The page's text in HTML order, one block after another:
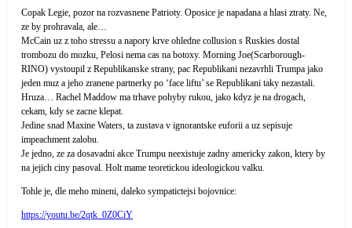
Copak Legie, pozor na rozvasnene Patrioty. Oposice je napadana a hlasi ztraty. Ne,
ze by prohravala, ale…
McCain uz z toho stressu a napory krve ohledne collusion s Ruskies dostal
trombozu do mozku, Pelosi nema cas na botoxy. Morning Joe(Scarborough-
RINO) vystoupil z Republikanske strany, pac Republikani nezavrhli Trumpa jako
jeden muz a jeho zranene partnerky po ‘face liftu’ se Republikani taky nezastali.
Hruza… Rachel Maddow ma trhave pohyby rukou, jako kdyz je na drogach,
cekam, kdy se zacne klepat.
Jedine snad Maxine Waters, ta zustava v ignorantske euforii a uz sepisuje
impeachment zalobu.
Je jedno, ze za dosavadni akce Trumpu neexistuje zadny americky zakon, ktery by
na jejich ciny pasoval. Holt mame teoretickou ideologickou valku.
Tohle je, dle meho mineni, daleko sympatictejsi bojovnice:
https://youtu.be/2qtk_0Z0CiY